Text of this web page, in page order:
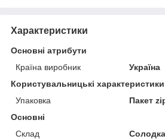
Характеристики
Основні атрибути
Країна виробник
Україна
Користувальницькі характеристики
Упаковка
Пакет
Основні
Склад
Солодка